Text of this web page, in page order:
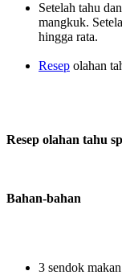
Setelah tahu
mangkuk.
hingga rata.
Resep olahan
Resep olahan tahu
Bahan-bahan
3 sendok